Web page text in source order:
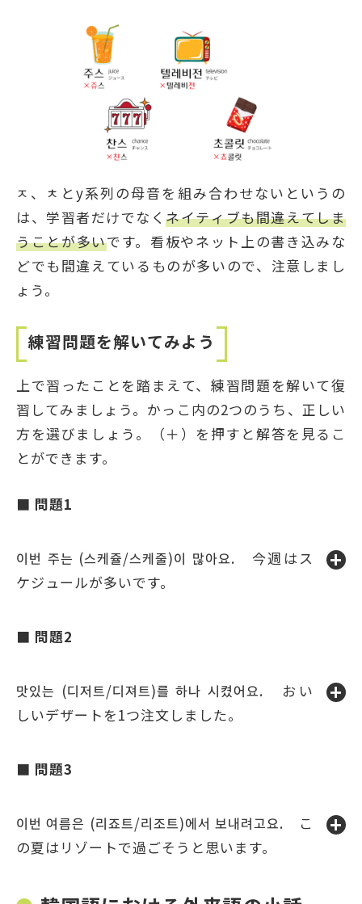
ㅈ、ㅊとy系列の母音を組み合わせないというの
は、学習者だけでなく ネイティブも間違えてしま
うことが多いです。看板やネット上の書き込みな
どでも間違えているものが多いので、注意しまし
ょう。
練習問題を解いてみよう
上で習ったことを踏まえて、練習問題を解いて復
習してみましょう。かっこ内の2つのうち、正しい
方を選びましょう。（＋）を押すと解答を見るこ
とができます。
■ 問題1
이번 주는 (스케쥴/스케줄)이 많아요. 今週はス
ケジュールが多いです。
■ 問題2
맛있는 (디저트/디져트)를 하나 시켰어요. おい
しいデザートを1つ注文しました。
■ 問題3
이번 여름은 (리죠트/리조트)에서 보내려고요. こ
の夏はリゾートで過ごそうと思います。